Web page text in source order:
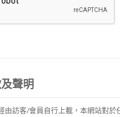
聲明
由訪客/會員自行上載，本網站對於